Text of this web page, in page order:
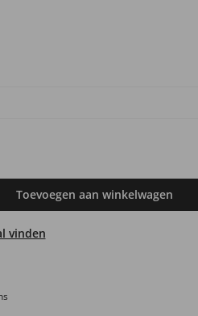
Toevoegen aan winkelwagen
vinden